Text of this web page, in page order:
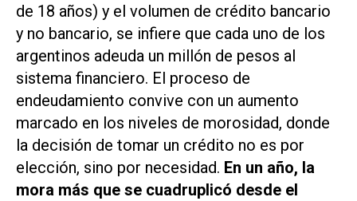
de 18 años) y el volumen de crédito bancario
y no bancario, se infiere que cada uno de los
argentinos adeuda un millón de pesos al
sistema financiero. El proceso de
endeudamiento convive con un aumento
marcado en los niveles de morosidad, donde
la decisión de tomar un crédito no es por
elección, sino por necesidad. En un año, la
mora más que se cuadruplicó desde el